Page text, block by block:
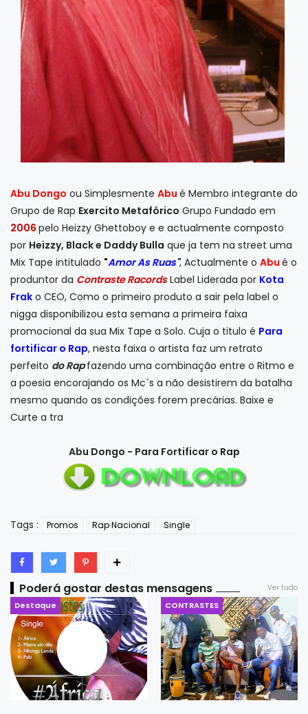
Abu Dongo ou Simplesmente Abu é Membro integrante do
Grupo de Rap Exercito Metafórico Grupo Fundado em
2006 pelo Heizzy Ghettoboy e e actualmente composto
por Heizzy, Black e Daddy Bulla que ja tem na street uma
Mix Tape intitulado "Amor As Ruas", Actualmente o Abu é o
produntor da Contraste RacordsLabel Liderada por Kota
Frak o CEO, Como o primeiro produto a sair pela label o
nigga disponibilizou esta semana a primeira faixa
promocional da sua Mix Tape a Solo. Cuja o titulo é Para
fortificar o Rap, nesta faixa o artista faz um retrato
perfeito do Rapfazendo uma combinação entre o Ritmo e
a poesia encorajando os Mc´s a não desistirem da batalha
mesmo quando as condições forem precárias. Baixe e
Curte a tra
Abu Dongo - Para Fortificar o Rap
Tags : Promos Rap Nacional Single
Poderá gostar destas mensagens Ver tudo
Destaque CONTRASTES